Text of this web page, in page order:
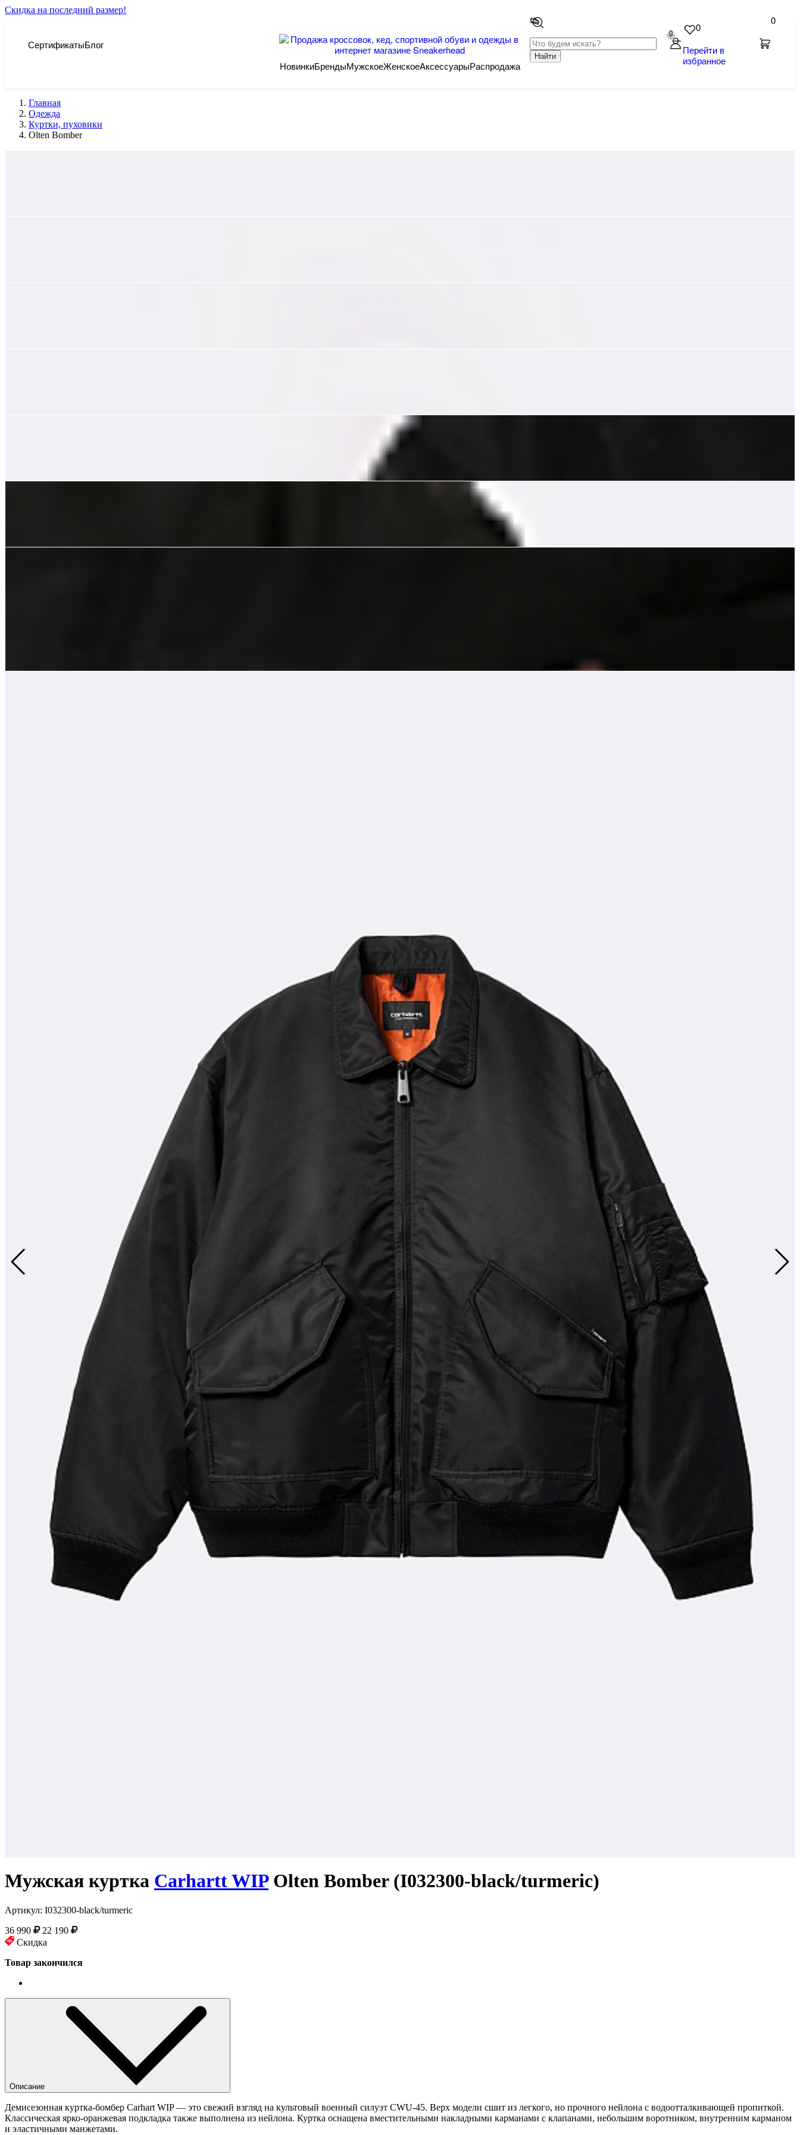
Скидка на последний размер!
СертификатыБлог
Найти
0
Перейти в
избранное
0
НовинкиБрендыМужскоеЖенскоеАксессуарыРаспродажа
Главная
Одежда
Куртки, пуховики
Olten Bomber
Мужская куртка Carhartt WIPOlten Bomber (I032300-black/turmeric)
Артикул: I032300-black/turmeric
36 990
22 190
Скидка
Товар закончился
Описание
Демисезонная куртка-бомбер Carhart WIP — это свежий взгляд на культовый военный силуэт CWU-45. Верх модели сшит из легкого, но прочного нейлона с водоотталкивающей пропиткой.
Классическая ярко-оранжевая подкладка также выполнена из нейлона. Куртка оснащена вместительными накладными карманами с клапанами, небольшим воротником, внутренним карманом
и эластичными манжетами.